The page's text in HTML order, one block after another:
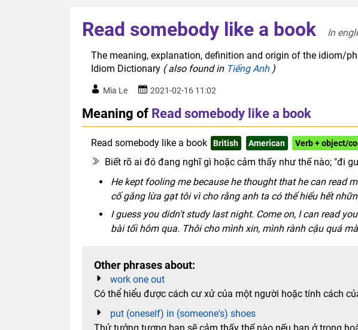
Read somebody like a book
In
The meaning, explanation, definition and origin of the idiom/
Idiom Dictionary ( also found in Tiếng Anh)
Mia Le 2021-02-16 11:02
Meaning of Read somebody like a book
Read somebody like a book British American Verb + object/
Biết rõ ai đó đang nghĩ gì hoặc cảm thấy như thế nào; "đi
He kept fooling me because he thought that he can read
cố gắng lừa gạt tôi vì cho rằng anh ta có thể hiểu hết
I guess you didn't study last night. Come on, I can read
bài tối hôm qua. Thôi cho mình xin, mình rành cậu quá
Other phrases about:
work one out
Có thể hiểu được cách cư xử của một người hoặc tính cách
put (oneself) in (someone's) shoes
Thử tưởng tượng bạn sẽ cảm thấy thế nào nếu bạn ở trong